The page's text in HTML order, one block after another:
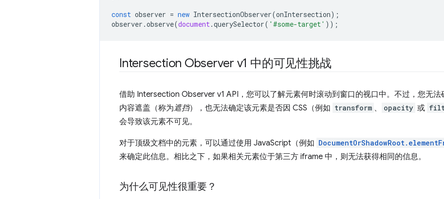
const observer = new IntersectionObserver(onIntersection);
observer .observe(document.querySelector( '#some-target' ));
Intersection Observer v1 中的可见性挑战
借助 Intersection Observer v1 API，您可以了解元素何时滚动到窗口的视口中。不过，您无
内容遮盖（称为遮挡），也无法确定该元素是否因 CSS（例如 transform 、 opacity 或
会导致该元素不可见。
对于顶级文档中的元素，可以通过使用 JavaScript（例如
来确定此信息。相比之下，如果相关元素位于第三方 iframe 中，则无法获得相同的信息。
为什么可见性很重要？